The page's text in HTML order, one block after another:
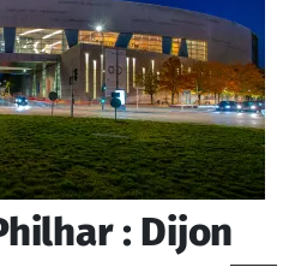
: Dijon